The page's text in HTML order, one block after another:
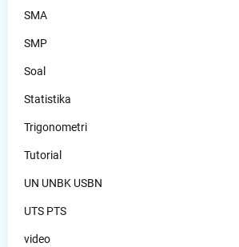
SMA
SMP
Soal
Statistika
Trigonometri
Tutorial
UN UNBK USBN
UTS PTS
video